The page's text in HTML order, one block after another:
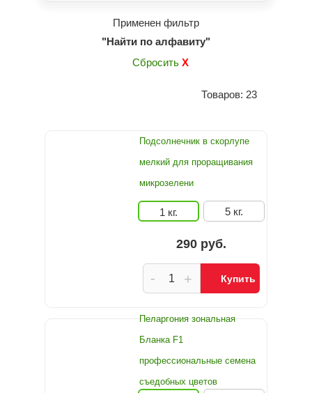
Применен фильтр
"Найти по алфавиту"
Сбросить X
Товаров: 23
Подсолнечник в скорлупе
мелкий для проращивания
микрозелени
1 кг. 5 кг.
290 руб.
+
- Купить
Пеларгония зональная
Бланка F1
профессиональные семена
съедобных цветов